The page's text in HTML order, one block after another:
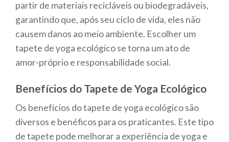
partir de materiais recicláveis ou biodegradáveis,
garantindo que, após seu ciclo de vida, eles não
causem danos ao meio ambiente. Escolher um
tapete de yoga ecológico se torna um ato de
amor-próprio e responsabilidade social.
Benefícios do Tapete de Yoga Ecológico
Os benefícios do tapete de yoga ecológico são
diversos e benéficos para os praticantes. Este tipo
de tapete pode melhorar a experiência de yoga e